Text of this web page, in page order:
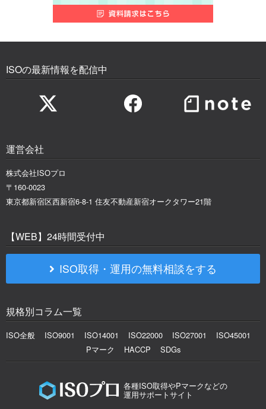
ISOの最新情報を配信中
運営会社
株式会社ISOプロ
〒160-0023
東京都新宿区西新宿6-8-1 住友不動産新宿オークタワー21階
【WEB】24時間受付中
ISO取得・運用の無料相談をする
規格別コラム一覧
ISO全般 ISO9001 ISO14001 ISO22000 ISO27001
ISO45001
Pマーク
HACCP SDGs
各種ISO取得やPマークなどの
運用サポートサイト